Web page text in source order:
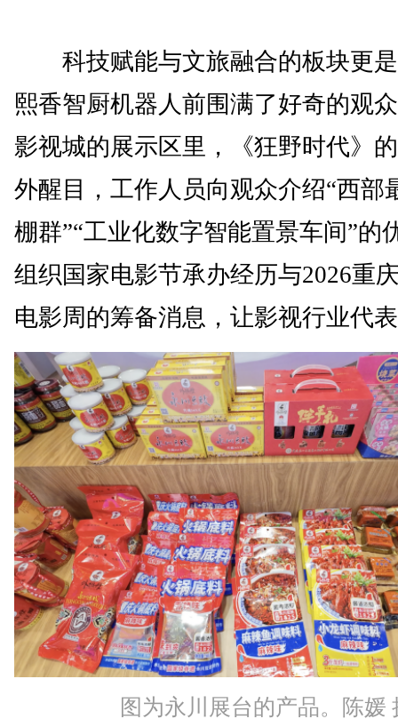
科技赋能与文旅融合的板块更是
熙香智厨机器人前围满了好奇的观
影视城的展示区里，《狂野时代》
外醒目，工作人员向观众介绍“西部
棚群”“工业化数字智能置景车间”的
组织国家电影节承办经历与2026重
电影周的筹备消息，让影视行业代
图为永川展台的产品。陈媛